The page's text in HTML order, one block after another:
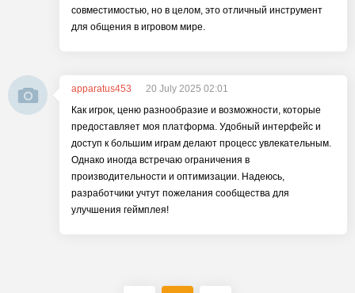
совместимостью, но в целом, это отличный инструмент
для общения в игровом мире.
apparatus453
20 July 2025 02:01
Как игрок, ценю разнообразие и возможности, которые
предоставляет моя платформа. Удобный интерфейс и
доступ к большим играм делают процесс увлекательным.
Однако иногда встречаю ограничения в
производительности и оптимизации. Надеюсь,
разработчики учтут пожелания сообщества для
улучшения геймплея!